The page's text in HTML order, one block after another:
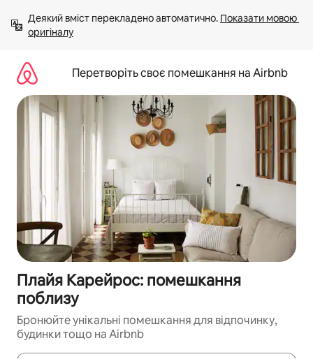
вмісту
Деякий вміст перекладено автоматично. Показати мовою
оригіналу
Перетворіть своє помешкання на Airbnb
Плайя Карейрос: помешкання
поблизу
Бронюйте унікальні помешкання для відпочинку,
будинки тощо на Airbnb